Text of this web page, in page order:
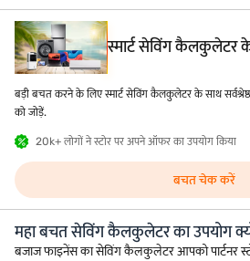
स्मार्ट सेविंग
बड़ी बचत करने के लिए स्मार्ट सेविंग कैलकुलेटर के साथ
को जोड़ें.
20k+ लोगों ने स्टोर पर अपने ऑफर का उपयोग किया
बचत चेक करें
महा बचत सेविंग कैलकुलेटर का उपयोग
बजाज फाइनेंस का सेविंग कैलकुलेटर आपको पार्टनर